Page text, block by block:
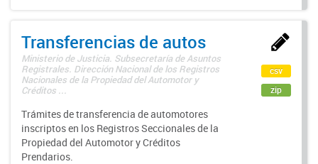
Transferencias de autos
Ministerio de Justicia. Subsecretaría de Asuntos
Registrales. Dirección Nacional de los Registros
Nacionales de la Propiedad del Automotor y
Créditos ...
Trámites de transferencia de automotores
inscriptos en los Registros Seccionales de la
Propiedad del Automotor y Créditos
Prendarios.
csv
zip